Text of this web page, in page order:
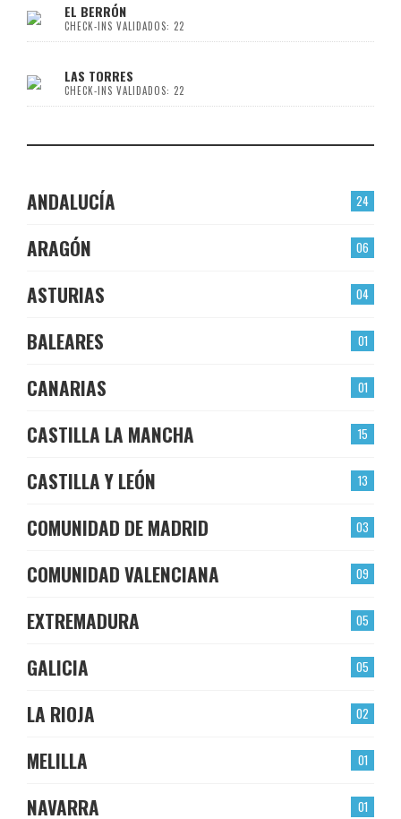
EL BERRÓN
CHECK-INS VALIDADOS: 22
LAS TORRES
CHECK-INS VALIDADOS: 22
24
ANDALUCÍA
06
ARAGÓN
04
ASTURIAS
01
BALEARES
01
CANARIAS
15
CASTILLA LA MANCHA
13
CASTILLA Y LEÓN
03
COMUNIDAD DE MADRID
09
COMUNIDAD VALENCIANA
05
EXTREMADURA
05
GALICIA
02
LA RIOJA
01
MELILLA
01
NAVARRA